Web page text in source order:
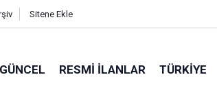
Sitene Ekle
GÜNCEL RESMI İLANLAR TÜRKİYE